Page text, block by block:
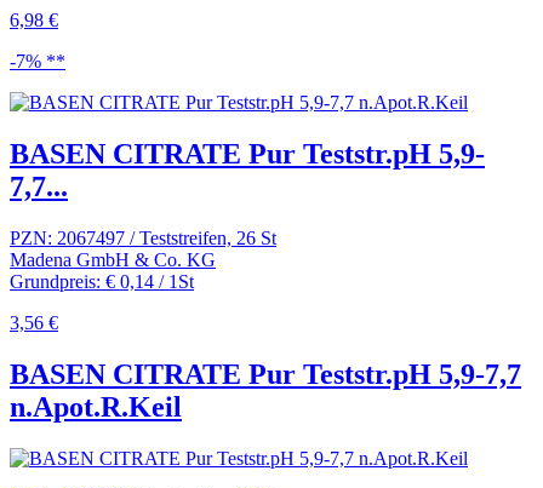
6,98 €
-7% **
BASEN CITRATE Pur Teststr.pH 5,9-
7,7...
PZN: 2067497 / Teststreifen, 26 St
Madena GmbH & Co. KG
Grundpreis: € 0,14 / 1St
3,56 €
BASEN CITRATE Pur Teststr.pH 5,9-7,7
n.Apot.R.Keil